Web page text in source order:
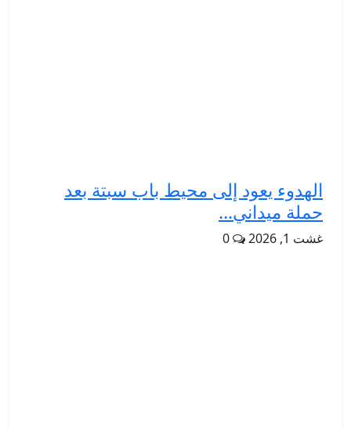
الهدوء يعود إلى محيط باب سبتة بعد
حملة ميداني...
غشت 1, 2026 0